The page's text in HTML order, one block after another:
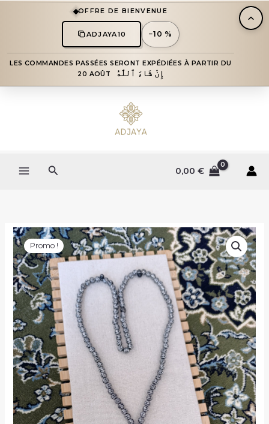
OFFRE DE BIENVENUE
ADJAYA10 −10 %
LES COMMANDES PASSÉES SERONT EXPÉDIÉES À PARTIR DU
20 AOÛT
إِنْ شَاءَ ٱللَّٰهُ
Rechercher 0,00€
Promo !
Le
prix
initial
était :
4,99 €.
Le
prix
actuel
est :
2,90 €.